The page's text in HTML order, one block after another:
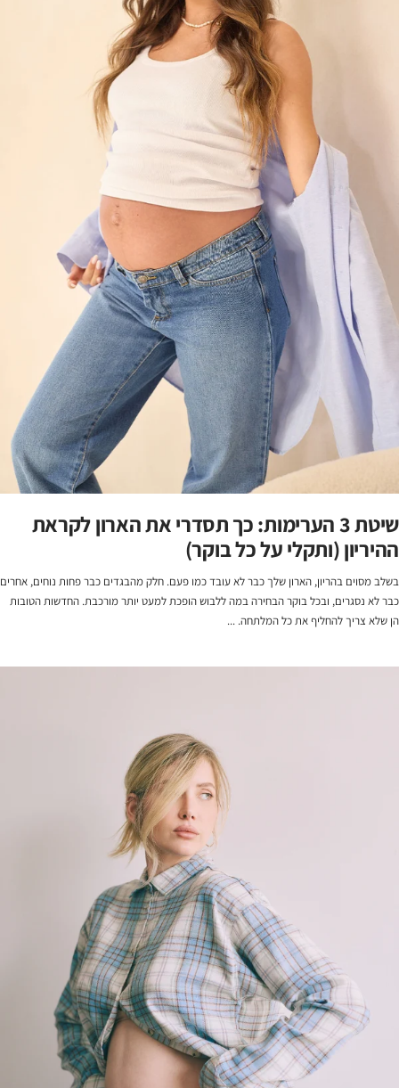
שיטת 3 הערימות: כך תסדרי את הארון לקראת
ההיריון (ותקלי על כל בוקר)
בשלב מסוים בהריון, הארון שלך כבר לא עובד כמו פעם. חלק מהבגדים כבר פחות נוחים, אחרים
כבר לא נסגרים, ובכל בוקר הבחירה במה ללבוש הופכת למעט יותר מורכבת. החדשות הטובות
הן שלא צריך להחליף את כל המלתחה. ...